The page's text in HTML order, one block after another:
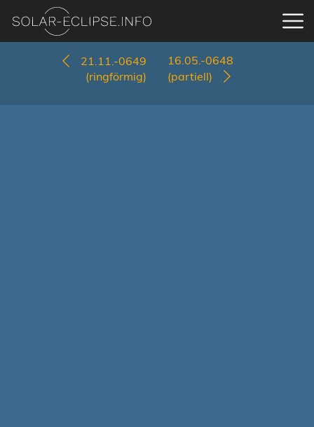
21.11.-0649
(ringförmig)
16.05.-0648
(partiell)